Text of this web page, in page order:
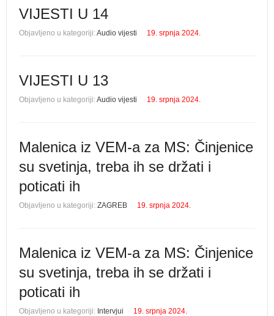
VIJESTI U 14
Objavljeno u kategoriji:Audio vijesti 19. srpnja 2024.
VIJESTI U 13
Objavljeno u kategoriji:Audio vijesti 19. srpnja 2024.
Malenica iz VEM-a za MS: Činjenice
su svetinja, treba ih se držati i
poticati ih
Objavljeno u kategoriji: ZAGREB 19. srpnja 2024.
Malenica iz VEM-a za MS: Činjenice
su svetinja, treba ih se držati i
poticati ih
Objavljeno u kategoriji: Intervjui 19. srpnja 2024.